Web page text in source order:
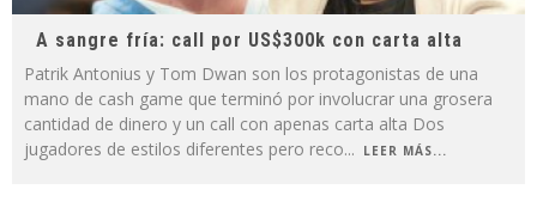
A sangre fría: call por US$300k con carta alta
Patrik Antonius y Tom Dwan son los protagonistas de una
mano de cash game que terminó por involucrar una grosera
cantidad de dinero y un call con apenas carta alta Dos
jugadores de estilos diferentes pero reco... LEER MÁS...